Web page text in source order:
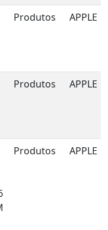
Produtos APPLE
Produtos APPLE
Produtos APPLE